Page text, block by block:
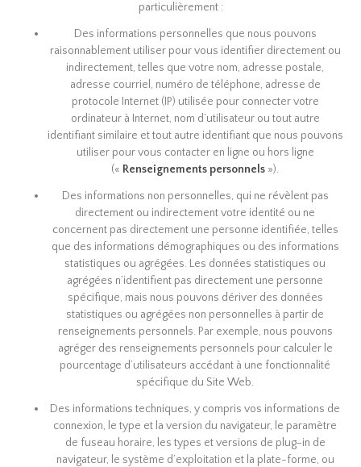
particulièrement :
Des informations personnelles que nous pouvons
raisonnablement utiliser pour vous identifier directement ou
indirectement, telles que votre nom, adresse postale,
adresse courriel, numéro de téléphone, adresse de
protocole Internet (IP) utilisée pour connecter votre
ordinateur à Internet, nom d’utilisateur ou tout autre
identifiant similaire et tout autre identifiant que nous pouvons
utiliser pour vous contacter en ligne ou hors ligne
(« Renseignements personnels »).
Des informations non personnelles, qui ne révèlent pas
directement ou indirectement votre identité ou ne
concernent pas directement une personne identifiée, telles
que des informations démographiques ou des informations
statistiques ou agrégées. Les données statistiques ou
agrégées n’identifient pas directement une personne
spécifique, mais nous pouvons dériver des données
statistiques ou agrégées non personnelles à partir de
renseignements personnels. Par exemple, nous pouvons
agréger des renseignements personnels pour calculer le
pourcentage d’utilisateurs accédant à une fonctionnalité
spécifique du Site Web.
Des informations techniques, y compris vos informations de
connexion, le type et la version du navigateur, le paramètre
de fuseau horaire, les types et versions de plug-in de
navigateur, le système d’exploitation et la plate-forme, ou